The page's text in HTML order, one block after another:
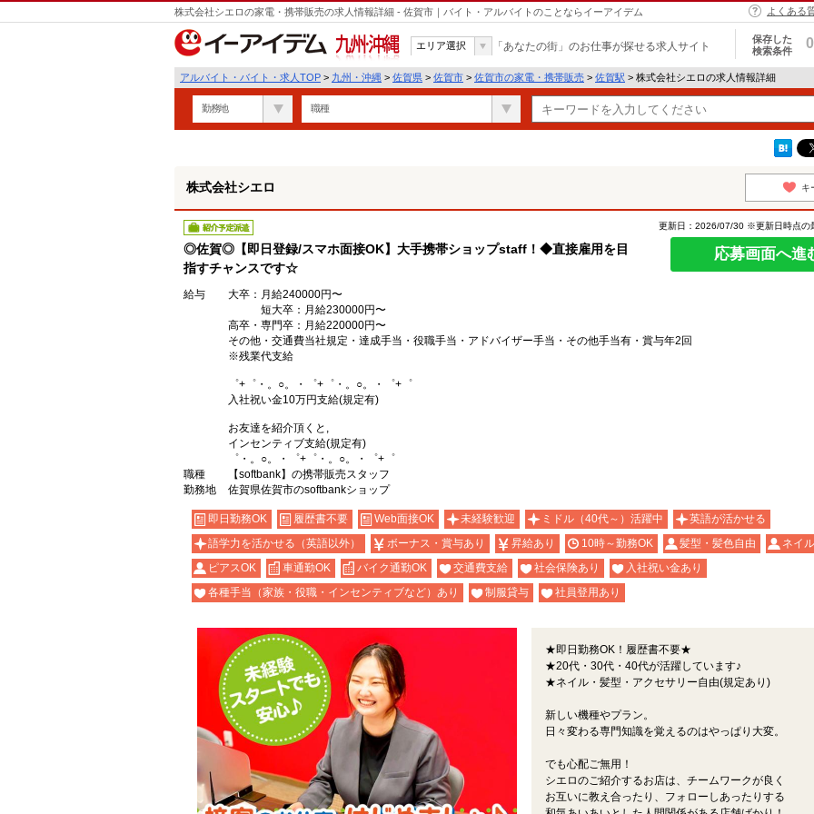
株式会社シエロの家電・携帯販売の求人情報詳細 - 佐賀市｜バイト・アルバイトのことならイーアイデム よくある
九州・沖縄
エリア選択 「あなたの街」のお仕事が探せる求人サイト
保存した
検索条件
0
アルバイト・バイト・求人TOP > 九州・沖縄 > 佐賀県 > 佐賀市 > 佐賀市の家電・携帯販売 > 佐賀駅 > 株式会社シエロの求人情報詳細
勤務地 職種
遣
株式会社シエロ キ
紹介予定派遣
◎佐賀◎【即日登録/スマホ面接OK】大手携帯ショップstaff！◆直接雇用を目
指すチャンスです☆
更新日：2026/07/30 ※更新日時点の
応募画面へ進
給与
大卒：月給240000円〜
短大卒：月給230000円〜
高卒・専門卒：月給220000円〜
その他・交通費当社規定・達成手当・役職手当・アドバイザー手当・その他手当有・賞与年2回
※残業代支給
゜+゜・。○。・゜+゜・。○。・゜+゜
入社祝い金10万円支給(規定有)
お友達を紹介頂くと,
インセンティブ支給(規定有)
゜・。○。・゜+゜・。○。・゜+゜
職種
【softbank】の携帯販売スタッフ
勤務地
佐賀県佐賀市のsoftbankショップ
即日勤務OK 履歴書不要 Web面接OK 未経験歓迎 ミドル（40代～）活躍中
英語が活かせる
語学力を活かせる（英語以外）
ボーナス・賞与あり 昇給あり 10時～勤務OK 髪型・髪色自由
ネイ
ピアスOK
車通勤OK バイク通勤OK 交通費支給 社会保険あり
入社祝い金あり
各種手当（家族・役職・インセンティブなど）あり
制服貸与 社員登用あり
★即日勤務OK！履歴書不要★
★20代・30代・40代が活躍しています♪
★ネイル・髪型・アクセサリー自由(規定あり)
新しい機種やプラン。
日々変わる専門知識を覚えるのはやっぱり大変。
でも心配ご無用！
シエロのご紹介するお店は、チームワークが良く
お互いに教え合ったり、フォローしあったりする